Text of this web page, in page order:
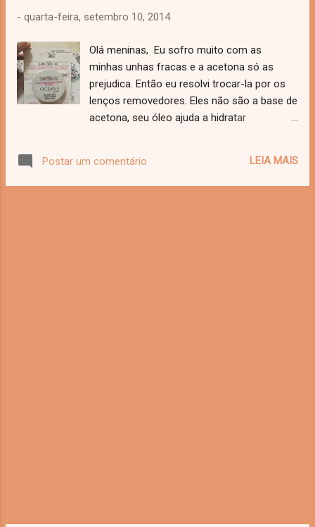
post sobre isso depois. Dois beijos
- quarta-feira, setembro 10, 2014
Olá meninas, Eu sofro muito com as
minhas unhas fracas e a acetona só as
prejudica. Então eu resolvi trocar-la por os
lenços removedores. Eles não são a base de
acetona, seu óleo ajuda a hidratar
completamente o esmalte. Pode ser
encontrado em farmácias, eu geralmente
Postar um comentário LEIA MAIS